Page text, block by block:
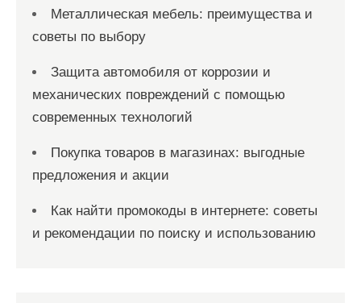
Металлическая мебель: преимущества и
советы по выбору
Защита автомобиля от коррозии и
механических повреждений с помощью
современных технологий
Покупка товаров в магазинах: выгодные
предложения и акции
Как найти промокоды в интернете: советы
и рекомендации по поиску и использованию